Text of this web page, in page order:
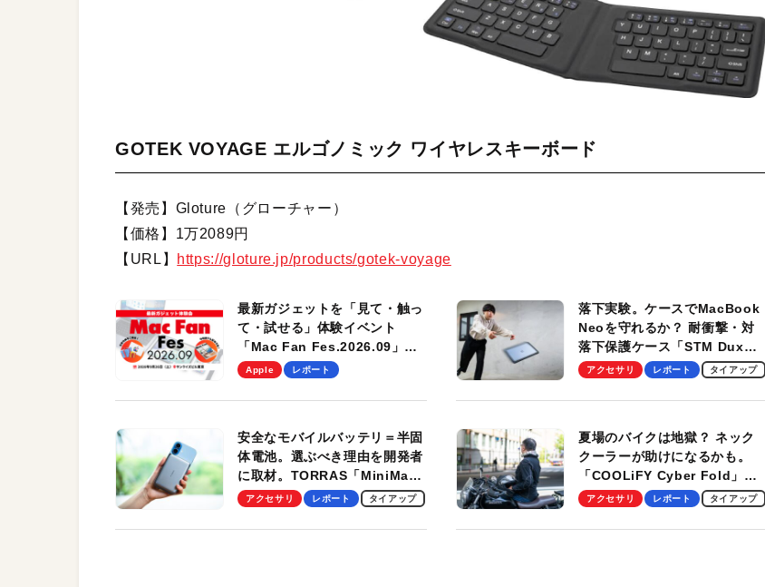
GOTEK VOYAGE エルゴノミック ワイヤレスキーボード
【発売】Gloture（グローチャー）
【価格】1万2089円
【URL】
https://gloture.jp/products/gotek-voyage
最新ガジェットを「見て・触っ
て・試せる」体験イベント
「Mac Fan Fes.2026.09」
を、9月26日（土）に開催しま
Apple レポート
落下実験。ケースでMacBook
Neoを守れるか？ 耐衝撃・対
落下保護ケース「STM Dux
Ultra」を検証。学生、ビジネ
適！
アクセサリ レポート タイアップ
安全なモバイルバッテリ＝半固
体電池。選ぶべき理由を開発者
に取材。TORRAS「MiniMag
Pro」の実機レビューも
アクセサリ レポート タイアップ
夏場のバイクは地獄？ ネック
クーラーが助けになるかも。
「COOLiFY Cyber Fold」レ
ビュー。冷却の速さ、密着する
性がグッド！
アクセサリ レポート タイアップ